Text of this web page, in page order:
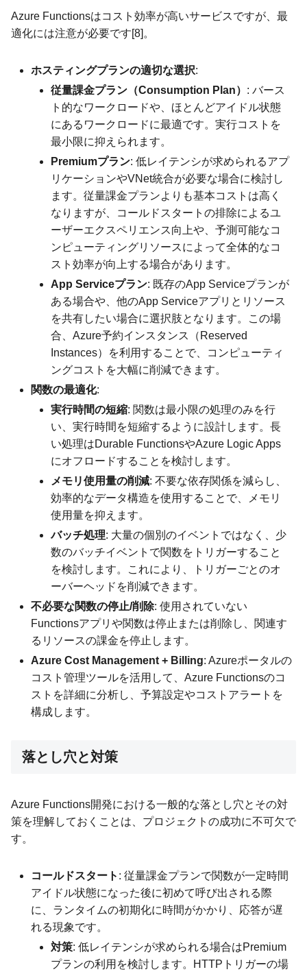
Azure Functionsはコスト効率が高いサービスですが、最
適化には注意が必要です[8]。
ホスティングプランの適切な選択:
従量課金プラン（Consumption Plan） : バース
ト的なワークロードや、ほとんどアイドル状態
にあるワークロードに最適です。実行コストを
最小限に抑えられます。
Premiumプラン: 低レイテンシが求められるアプ
リケーションやVNet統合が必要な場合に検討し
ます。従量課金プランよりも基本コストは高く
なりますが、コールドスタートの排除によるユ
ーザーエクスペリエンス向上や、予測可能なコ
ンピューティングリソースによって全体的なコ
スト効率が向上する場合があります。
App Serviceプラン: 既存のApp Serviceプランが
ある場合や、他のApp Serviceアプリとリソース
を共有したい場合に選択肢となります。この場
合、Azure予約インスタンス（Reserved
Instances）を利用することで、コンピューティ
ングコストを大幅に削減できます。
関数の最適化:
実行時間の短縮: 関数は最小限の処理のみを行
い、実行時間を短縮するように設計します。長
い処理はDurable FunctionsやAzure Logic Apps
にオフロードすることを検討します。
メモリ使用量の削減: 不要な依存関係を減らし、
効率的なデータ構造を使用することで、メモリ
使用量を抑えます。
バッチ処理: 大量の個別のイベントではなく、少
数のバッチイベントで関数をトリガーすること
を検討します。これにより、トリガーごとのオ
ーバーヘッドを削減できます。
不必要な関数の停止/削除: 使用されていない
Functionsアプリや関数は停止または削除し、関連す
るリソースの課金を停止します。
Azure Cost Management + Billing: Azureポータルの
コスト管理ツールを活用して、Azure Functionsのコ
ストを詳細に分析し、予算設定やコストアラートを
構成します。
落とし穴と対策
Azure Functions開発における一般的な落とし穴とその対
策を理解しておくことは、プロジェクトの成功に不可欠で
す。
コールドスタート : 従量課金プランで関数が一定時間
アイドル状態になった後に初めて呼び出される際
に、ランタイムの初期化に時間がかかり、応答が遅
れる現象です。
対策: 低レイテンシが求められる場合はPremium
プランの利用を検討します。HTTPトリガーの場